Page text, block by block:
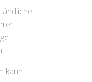
kann.